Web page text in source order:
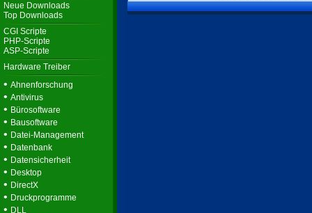
Neue Downloads
Top Downloads
CGI Scripte
PHP-Scripte
ASP-Scripte
Hardware Treiber
• Ahnenforschung
• Antivirus
• Bürosoftware
• Bausoftware
• Datei-Management
• Datenbank
• Datensicherheit
• Desktop
• DirectX
• Druckprogramme
• DLL